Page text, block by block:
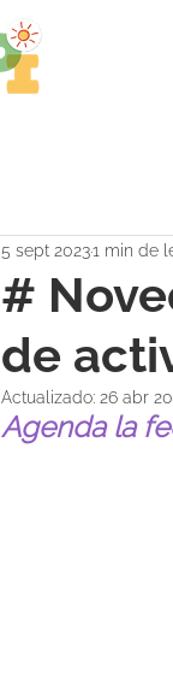
#
de
5 sept 20231 min de
Actualizado: 26 abr
Agenda la